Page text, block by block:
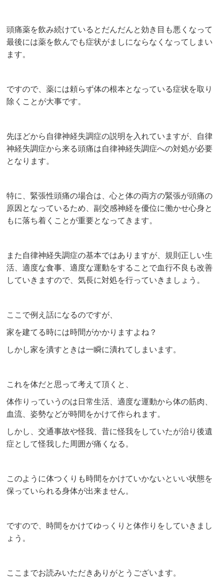
頭痛薬を飲み続けているとだんだんと効き目も悪くなって
最後には薬を飲んでも症状がましにならなくなってしまい
ます。
ですので、薬には頼らず体の根本となっている症状を取り
除くことが大事です。
先ほどから自律神経失調症の説明を入れていますが、自律
神経失調症から来る頭痛は自律神経失調症への対処が必要
となります。
特に、緊張性頭痛の場合は、心と体の両方の緊張が頭痛の
原因となっているため、副交感神経を優位に働かせ心身と
もに落ち着くことが重要となってきます。
また自律神経失調症の基本ではありますが、規則正しい生
活、適度な食事、適度な運動をすることで血行不良も改善
していきますので、気長に対処を行っていきましょう。
ここで例え話になるのですが、
家を建てる時には時間がかかりますよね？
しかし家を潰すときは一瞬に潰れてしまいます。
これを体だと思って考えて頂くと、
体作りっていうのは日常生活、適度な運動から体の筋肉、
血流、姿勢などが時間をかけて作られます。
しかし、交通事故や怪我、昔に怪我をしていたが治り後遺
症として怪我した周囲が痛くなる。
このように体つくりも時間をかけていかないといい状態を
保っていられる身体が出来ません。
ですので、時間をかけてゆっくりと体作りをしていきまし
ょう。
ここまでお読みいただきありがとうございます。